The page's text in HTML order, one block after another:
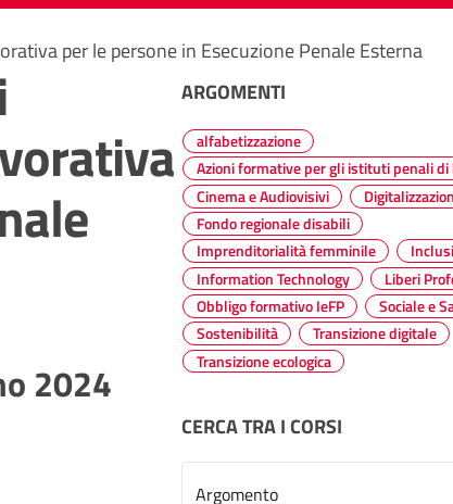
per le persone in Esecuzione Penale Esterna
2024
ARGOMENTI
alfabetizzazione
Azioni formative per gli istituti penali di
Cinema e Audiovisivi
Fondo regionale disabili
Imprenditorialità femminile
Information Technology
Liberi
Obbligo formativo IeFP
Sociale e
Sostenibilità
Transizione digitale
Transizione ecologica
CERCA TRA I CORSI